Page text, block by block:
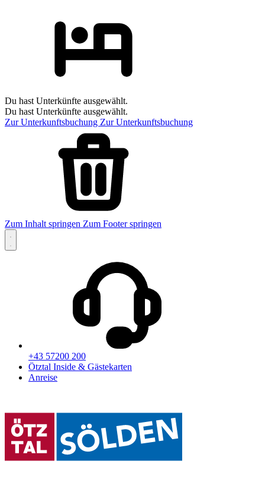
Du hast Unterkünfte ausgewählt.
Du hast Unterkünfte ausgewählt.
Zur Unterkunftsbuchung Zur Unterkunftsbuchung
Zum Inhalt springen Zum Footer springen
+43 57200 200
Ötztal Inside & Gästekarten
Anreise